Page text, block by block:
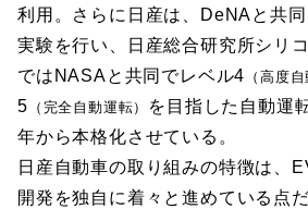
利用。さらに日産は、DeNAと共
実験を行い、日産総合研究所シリ
ではNASAと共同でレベル4 （高度
5 （完全自動運転）
を目指した自動運
年から本格化させている。
日産自動車の取り組みの特徴は、
開発を独自に着々と進めている点